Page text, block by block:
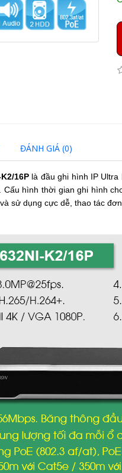
ĐÁNH GIÁ (0)
16Plà đầu ghi hình IP Ultra
hình thời gian ghi hình
sử dụng cực dễ, thao tác đơn